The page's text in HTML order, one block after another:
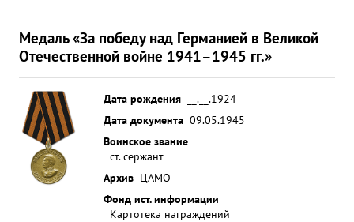
Медаль «За победу над Германией в Великой
Отечественной войне 1941–1945 гг.»
Дата рождения
__.__.1924
Дата документа 09.05.1945
Воинское звание
ст. сержант
Архив ЦАМО
Фонд ист. информации
Картотека награждений